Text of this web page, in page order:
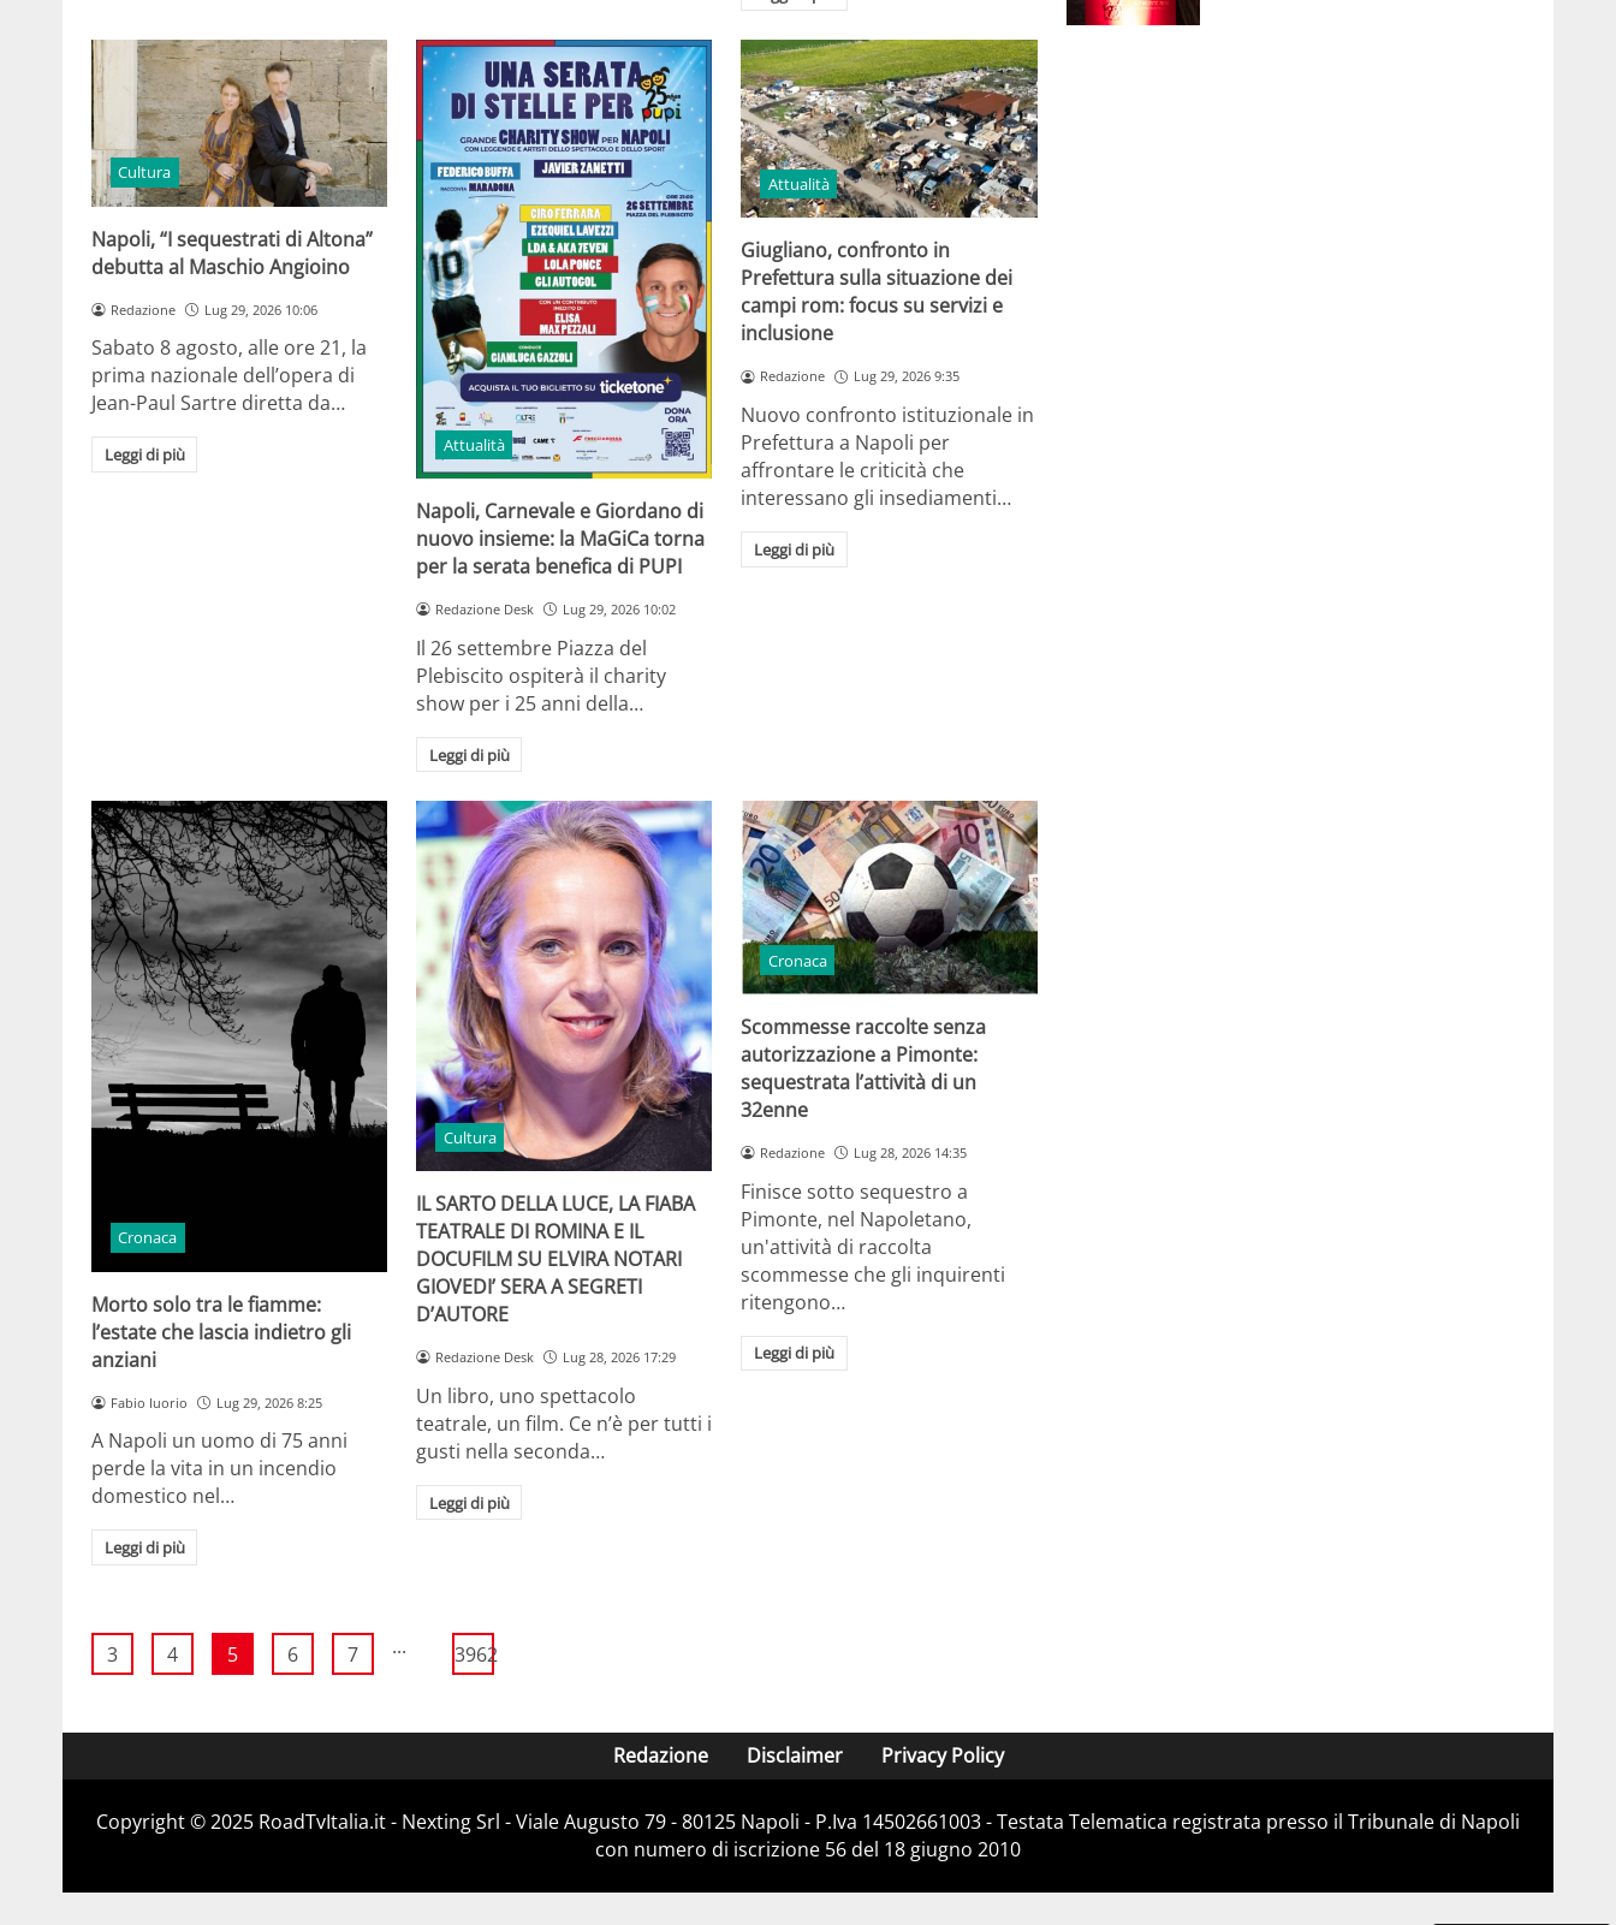
Cultura
Napoli, “I sequestrati di Altona”
debutta al Maschio Angioino
Redazione Lug 29, 2026 10:06
Sabato 8 agosto, alle ore 21, la
prima nazionale dell’opera di
Jean-Paul Sartre diretta da…
Leggi di più Attualità
Napoli, Carnevale e Giordano di
nuovo insieme: la MaGiCa torna
per la serata benefica di PUPI
Redazione Desk Lug 29, 2026 10:02
Il 26 settembre Piazza del
Plebiscito ospiterà il charity
show per i 25 anni della…
Leggi di più
Attualità
Giugliano, confronto in
Prefettura sulla situazione dei
campi rom: focus su servizi e
inclusione
Redazione Lug 29, 2026 9:35
Nuovo confronto istituzionale in
Prefettura a Napoli per
affrontare le criticità che
interessano gli insediamenti…
Leggi di più
Cronaca
Morto solo tra le fiamme:
l’estate che lascia indietro gli
anziani
Fabio Iuorio Lug 29, 2026 8:25
A Napoli un uomo di 75 anni
perde la vita in un incendio
domestico nel…
Leggi di più
Cultura
IL SARTO DELLA LUCE, LA FIABA
TEATRALE DI ROMINA E IL
DOCUFILM SU ELVIRA NOTARI
GIOVEDI’ SERA A SEGRETI
D’AUTORE
Redazione Desk Lug 28, 2026 17:29
Un libro, uno spettacolo
teatrale, un film. Ce n’è per tutti i
gusti nella seconda…
Leggi di più
Cronaca
Scommesse raccolte senza
autorizzazione a Pimonte:
sequestrata l’attività di un
32enne
Redazione Lug 28, 2026 14:35
Finisce sotto sequestro a
Pimonte, nel Napoletano,
un'attività di raccolta
scommesse che gli inquirenti
ritengono…
Leggi di più
3 4 5 6 7 ... 3962
Redazione Disclaimer Privacy Policy
Copyright ©️ 2025 RoadTvItalia.it - Nexting Srl - Viale Augusto 79 - 80125 Napoli - P.Iva 14502661003 - Testata Telematica registrata presso il Tribunale di Napoli
con numero di iscrizione 56 del 18 giugno 2010